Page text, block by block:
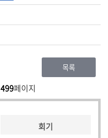
목록
499페이지
회기